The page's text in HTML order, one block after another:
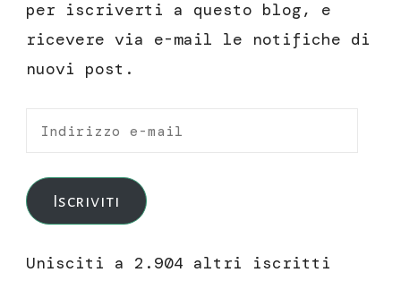
per iscriverti a questo blog, e
ricevere via e-mail le notifiche di
nuovi post.
Indirizzo
mail
Iscriviti
Unisciti a 2.904 altri iscritti